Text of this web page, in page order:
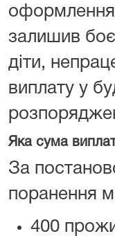
оформлення
залишив
діти,
виплату у
Яка сума
За
поранення
400